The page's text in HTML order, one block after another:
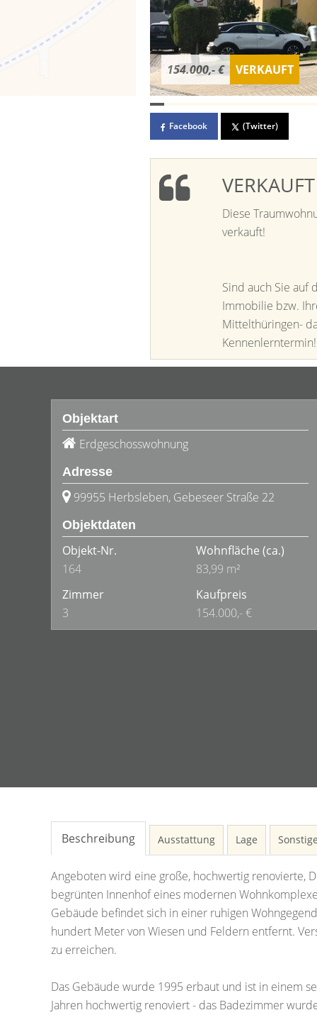
154.000,- € VERKAUFT
Facebook (Twitter)
VERKAUFT
Diese
verkauft!
Sind auch Sie auf
Immobilie bzw.
Mittelthüringen-
Kennenlerntermin!
Objektart
Erdgeschosswohnung
Adresse
99955 Herbsleben, Gebeseer Straße 22
Objektdaten
Objekt-Nr.
164
Wohnfläche (ca.)
83,99 m²
Zimmer
3
Kaufpreis
154.000,- €
Beschreibung Ausstattung Lage
Angeboten wird eine große, hochwertig renovierte,
begrünten Innenhof eines modernen
Gebäude befindet sich in einer ruhigen
hundert Meter von Wiesen und Feldern entfernt.
zu erreichen.
Das Gebäude wurde 1995 erbaut und ist in einem
Jahren hochwertig renoviert - das Badezimmer